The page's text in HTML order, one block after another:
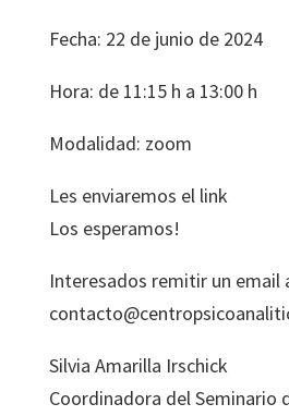
Fecha: 22 de junio de 2024
Hora: de 11:15 h a 13:00 h
Modalidad: zoom
Les enviaremos el link
Los esperamos!
Interesados remitir un email
Silvia Amarilla Irschick
Coordinadora del Seminario